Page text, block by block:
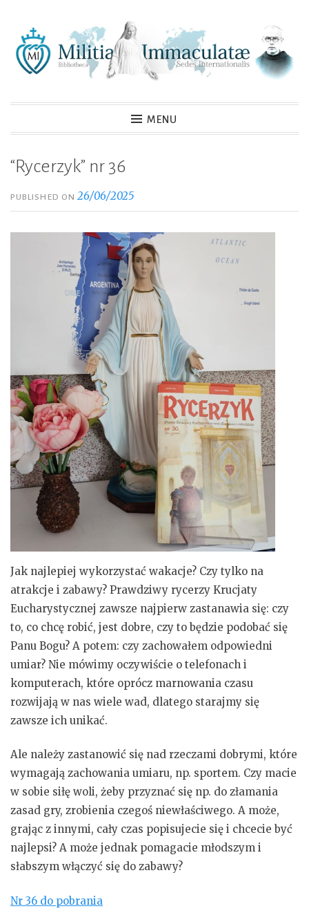
content
MENU
“Rycerzyk” nr 36
PUBLISHED ON26/06/2025
Jak najlepiej wykorzystać wakacje? Czy tylko na
atrakcje i zabawy? Prawdziwy rycerzy Krucjaty
Eucharystycznej zawsze najpierw zastanawia się: czy
to, co chcę robić, jest dobre, czy to będzie podobać się
Panu Bogu? A potem: czy zachowałem odpowiedni
umiar? Nie mówimy oczywiście o telefonach i
komputerach, które oprócz marnowania czasu
rozwijają w nas wiele wad, dlatego starajmy się
zawsze ich unikać.
Ale należy zastanowić się nad rzeczami dobrymi, które
wymagają zachowania umiaru, np. sportem. Czy macie
w sobie siłę woli, żeby przyznać się np. do złamania
zasad gry, zrobienia czegoś niewłaściwego. A może,
grając z innymi, cały czas popisujecie się i chcecie być
najlepsi? A może jednak pomagacie młodszym i
słabszym włączyć się do zabawy?
Nr 36 do pobrania